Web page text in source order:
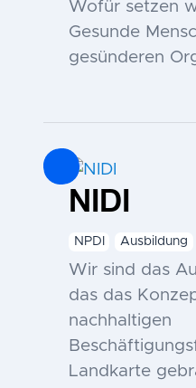
Wofür setzen
Gesunde
gesünderen
NIDI
NPDI Ausbildung
Wir sind das
das das
nachhaltigen
Landkarte